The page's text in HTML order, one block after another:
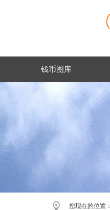
钱币图库
您现在的位置：